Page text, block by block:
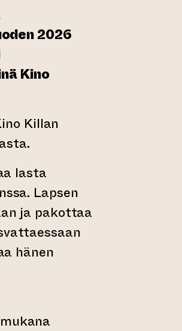
2026
Kino
Killan
lasta
Lapsen
ja pakottaa
hänen